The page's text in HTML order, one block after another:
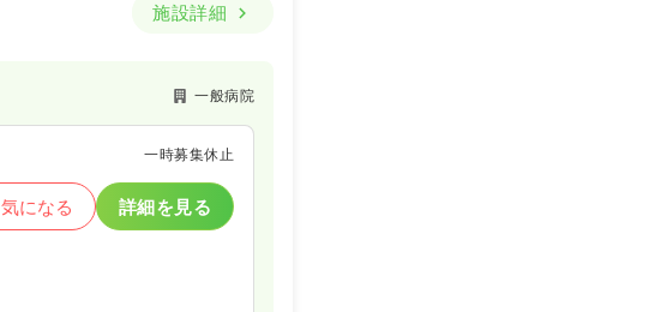
施設詳細
一般病院
一時募集休止
気になる 詳細を見る